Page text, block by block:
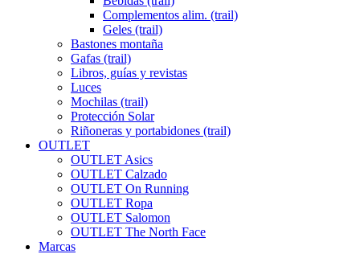
Complementos alim. (trail)
Geles (trail)
Bastones montaña
Gafas (trail)
Libros, guías y revistas
Luces
Mochilas (trail)
Protección Solar
Riñoneras y portabidones (trail)
OUTLET
OUTLET Asics
OUTLET Calzado
OUTLET On Running
OUTLET Ropa
OUTLET Salomon
OUTLET The North Face
Marcas